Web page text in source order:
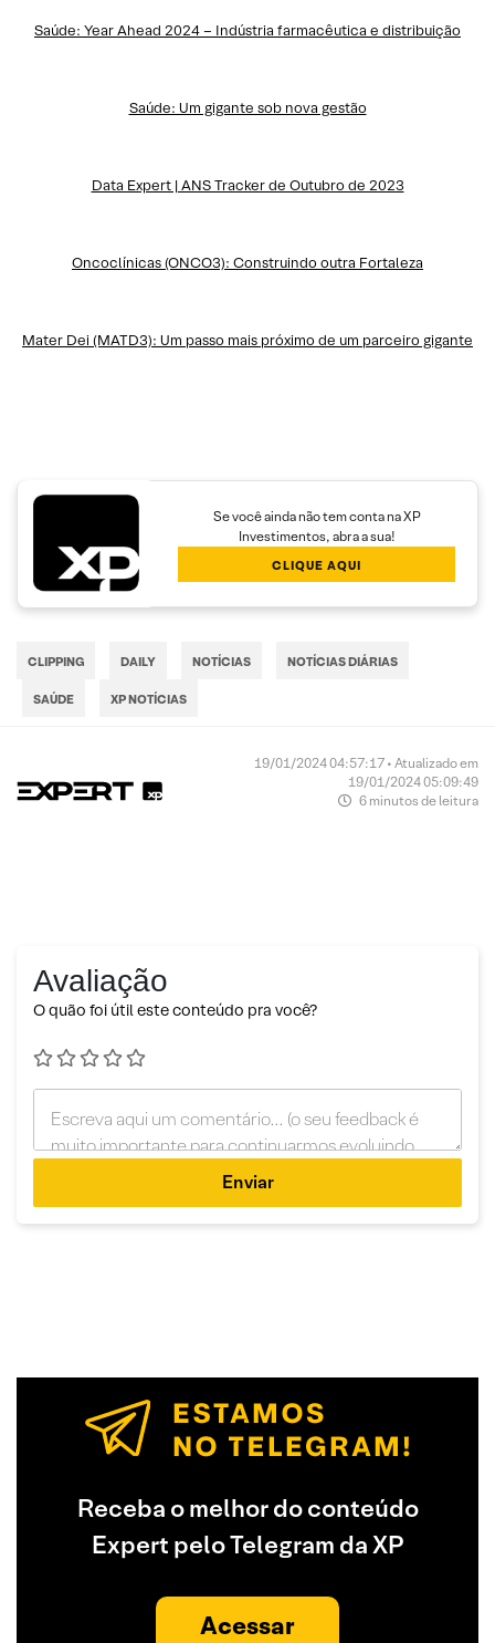
Saúde: Year Ahead 2024 – Indústria farmacêutica e distribuição
Saúde: Um gigante sob nova gestão
Data Expert | ANS Tracker de Outubro de 2023
Oncoclínicas (ONCO3): Construindo outra Fortaleza
Mater Dei (MATD3): Um passo mais próximo de um parceiro gigante
Se você ainda não tem conta na XP
Investimentos, abra a sua!
CLIQUE AQUI
CLIPPING DAILY NOTÍCIAS NOTÍCIAS DIÁRIAS
SAÚDE XP NOTÍCIAS
19/01/2024 04:57:17 • Atualizado em
19/01/2024 05:09:49
6 minutos de leitura
Avaliação
O quão foi útil este conteúdo pra você?
Enviar
Receba o melhor do conteúdo
Expert pelo Telegram da XP
Acessar